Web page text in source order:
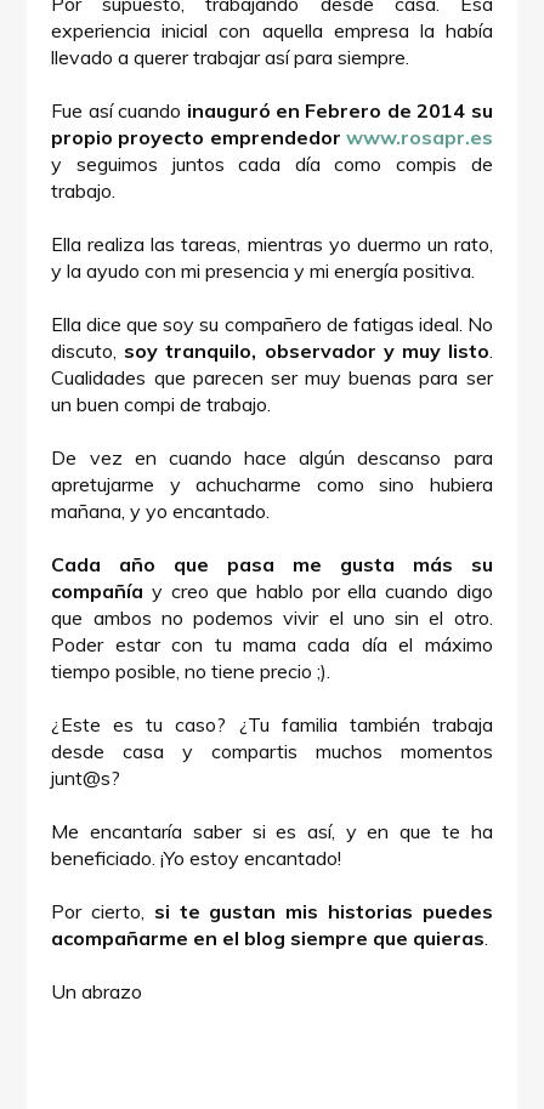
experiencia inicial con aquella empresa la había
llevado a querer trabajar así para siempre.
Fue así cuando inauguró en Febrero de 2014 su
propio proyecto emprendedor www.rosapr.es
y seguimos juntos cada día como compis de
trabajo.
Ella realiza las tareas, mientras yo duermo un rato,
y la ayudo con mi presencia y mi energía positiva.
Ella dice que soy su compañero de fatigas ideal. No
discuto, soy tranquilo, observador y muy listo.
Cualidades que parecen ser muy buenas para ser
un buen compi de trabajo.
De vez en cuando hace algún descanso para
apretujarme y achucharme como sino hubiera
mañana, y yo encantado.
Cada año que pasa me gusta más su
compañía y creo que hablo por ella cuando digo
que ambos no podemos vivir el uno sin el otro.
Poder estar con tu mama cada día el máximo
tiempo posible, no tiene precio ;).
¿Este es tu caso? ¿Tu familia también trabaja
desde casa y compartis muchos momentos
junt@s?
Me encantaría saber si es así, y en que te ha
beneficiado. ¡Yo estoy encantado!
Por cierto, si te gustan mis historias puedes
acompañarme en el blog siempre que quieras.
Un abrazo